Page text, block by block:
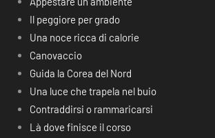
Il peggiore per grado
Una noce ricca di calorie
Canovaccio
Guida la Corea del Nord
Una luce che trapela nel buio
Contraddirsi o rammaricarsi
Là dove finisce il corso